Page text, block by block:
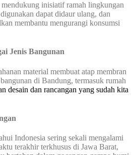
mendukung inisiatif ramah lingkungan
dapat didaur ulang, dan
membantu mengurangi konsumsi
Jenis Bangunan
material membuat atap membran
di Bandung, termasuk rumah
desain dan rancangan yang sudah kita
Indonesia sering sekali mengalami
terakhir terkhusus di Jawa Barat,